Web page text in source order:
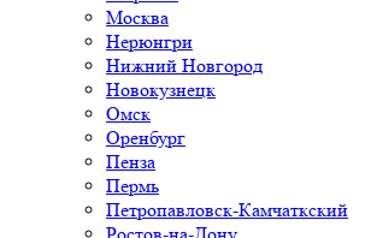
Москва
Нерюнгри
Нижний Новгород
Новокузнецк
Омск
Оренбург
Пенза
Пермь
Петропавловск-Камчаткский